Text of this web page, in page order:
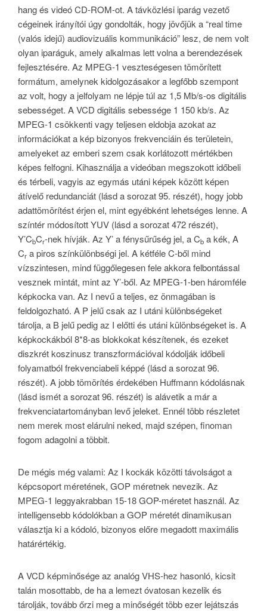
hang és videó CD-ROM-ot. A távközlési iparág vezető
cégeinek irányítói úgy gondolták, hogy jövőjük a “real time
(valós idejű) audiovizuális kommunikáció” lesz, de nem volt
olyan iparáguk, amely alkalmas lett volna a berendezések
fejlesztésére. Az MPEG-1 veszteségesen tömörített
formátum, amelynek kidolgozásakor a legfőbb szempont
az volt, hogy a jelfolyam ne lépje túl az 1,5 Mb/s-os digitális
sebességet. A VCD digitális sebessége 1 150 kb/s. Az
MPEG-1 csökkenti vagy teljesen eldobja azokat az
információkat a kép bizonyos frekvenciáin és területein,
amelyeket az emberi szem csak korlátozott mértékben
képes felfogni. Kihasználja a videóban megszokott időbeli
és térbeli, vagyis az egymás utáni képek között képen
átívelő redundanciát (lásd a sorozat 95. részét), hogy jobb
adattömörítést érjen el, mint egyébként lehetséges lenne. A
színtér módosított YUV (lásd a sorozat 472 részét),
Y’CbCr-nek hívják. Az Y’ a fénysűrűség jel, a Cb a kék, A
Cr a piros színkülönbségi jel. A kétféle C-ből mind
vízszintesen, mind függőlegesen fele akkora felbontással
vesznek mintát, mint az Y’-ből. Az MPEG-1-ben háromféle
képkocka van. Az I nevű a teljes, ez önmagában is
feldolgozható. A P jelű csak az I utáni különbségeket
tárolja, a B jelű pedig az I előtti és utáni különbségeket is. A
képkockákból 8*8-as blokkokat készítenek, és ezeket
diszkrét koszinusz transzformációval kódolják időbeli
folyamatból frekvenciabeli képpé (lásd a sorozat 96.
részét). A jobb tömörítés érdekében Huffmann kódolásnak
(lásd ismét a sorozat 96. részét) is alávetik a már a
frekvenciatartományban levő jeleket. Ennél több részletet
nem merek most elárulni neked, majd szépen, finoman
fogom adagolni a többit.
De mégis még valami: Az I kockák közötti távolságot a
képcsoport méretének, GOP méretnek nevezik. Az
MPEG-1 leggyakrabban 15-18 GOP-méretet használ. Az
intelligensebb kódolókban a GOP méretét dinamikusan
választja ki a kódoló, bizonyos előre megadott maximális
határértékig.
A VCD képminősége az analóg VHS-hez hasonló, kicsit
talán mosottabb, de ha a lemezt óvatosan kezelik és
tárolják, tovább őrzi meg a minőségét több ezer lejátszás